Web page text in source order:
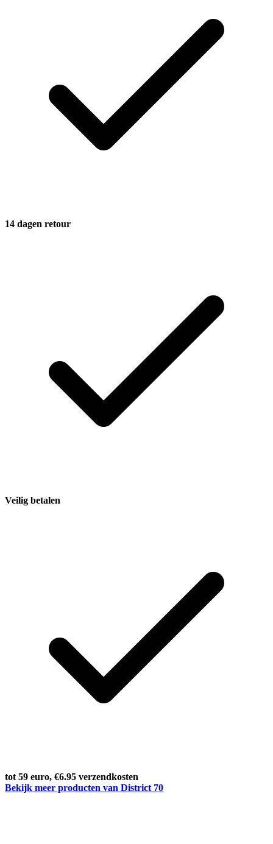
14 dagen retour
Veilig betalen
tot 59 euro, €6.95 verzendkosten
Bekijk meer producten van District 70